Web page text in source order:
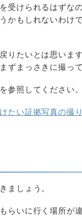
けられるはずな
かもしれないわけ
りたいとは思いま
ずまっさきに撮って
参照してください。
たい証拠写真の撮
ましょう。
らいに行く場所が違